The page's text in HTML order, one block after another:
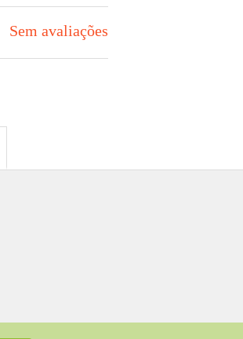
Sem avaliações